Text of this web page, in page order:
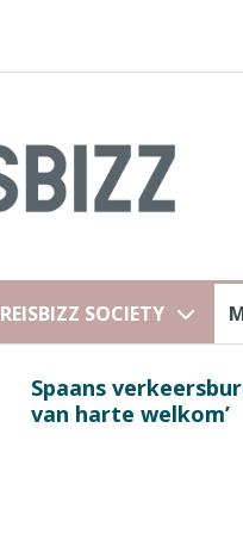
REISBIZZ SOCIETY
Spaans
van harte welkom’